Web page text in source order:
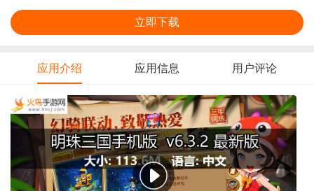
立即下载
应用介绍 应用信息 用户评论